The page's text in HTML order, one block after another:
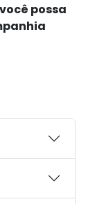
possa